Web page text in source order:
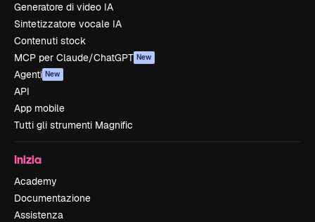
Generatore di video IA
Sintetizzatore vocale IA
Contenuti stock
MCP per Claude/ChatGPT New
Agenti New
API
App mobile
Tutti gli strumenti Magnific
Inizia
Academy
Documentazione
Assistenza